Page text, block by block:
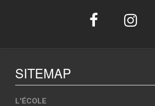
SITEMAP
L'ÉCOLE